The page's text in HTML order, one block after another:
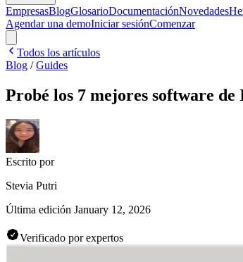
EmpresasBlogGlosarioDocumentaciónNovedades
Agendar una demoIniciar sesiónComenzar
Todos los artículos
Blog /Guides
Probé los 7 mejores software
Escrito por
Stevia Putri
Última edición January 12, 2026
Verificado por expertos